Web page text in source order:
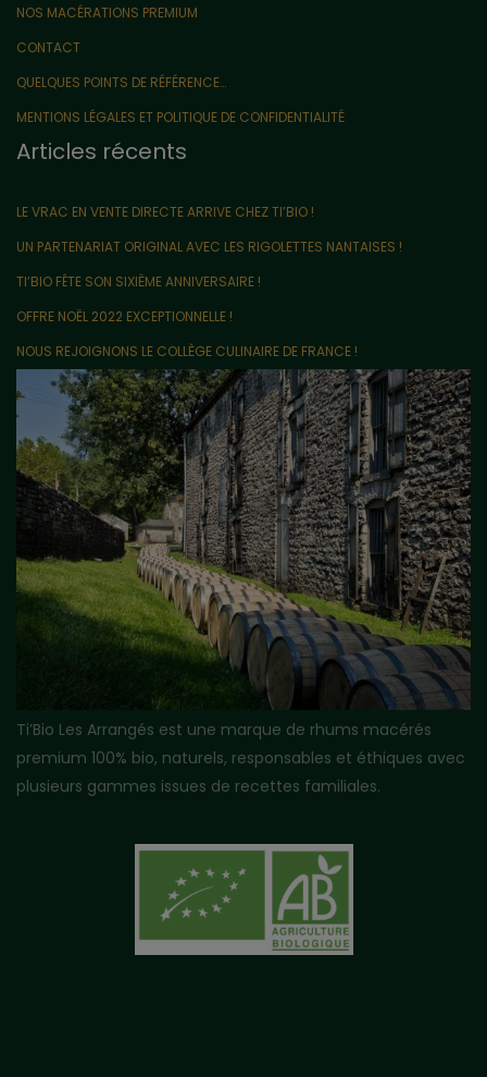
NOS MACÉRATIONS PREMIUM
CONTACT
QUELQUES POINTS DE RÉFÉRENCE…
MENTIONS LÉGALES ET POLITIQUE DE CONFIDENTIALITÉ
Articles récents
LE VRAC EN VENTE DIRECTE ARRIVE CHEZ TI’BIO !
UN PARTENARIAT ORIGINAL AVEC LES RIGOLETTES NANTAISES !
TI’BIO FÊTE SON SIXIÈME ANNIVERSAIRE !
OFFRE NOËL 2022 EXCEPTIONNELLE !
NOUS REJOIGNONS LE COLLÈGE CULINAIRE DE FRANCE !
Ti’Bio Les Arrangés est une marque de rhums macérés
premium 100% bio, naturels, responsables et éthiques avec
plusieurs gammes issues de recettes familiales.